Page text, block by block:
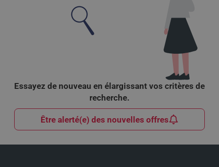
Essayez de nouveau en élargissant vos critères de
recherche.
Être alerté(e) des nouvelles offres